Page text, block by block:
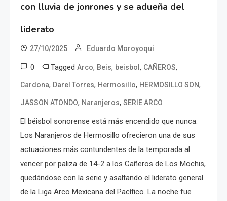
con lluvia de jonrones y se adueña del
liderato
27/10/2025 Eduardo Moroyoqui
0 Tagged Arco, Beis, beisbol , CAÑEROS,
Cardona, Darel Torres, Hermosillo, HERMOSILLO SON,
JASSON ATONDO, Naranjeros, SERIE ARCO
El béisbol sonorense está más encendido que nunca.
Los Naranjeros de Hermosillo ofrecieron una de sus
actuaciones más contundentes de la temporada al
vencer por paliza de 14-2 a los Cañeros de Los Mochis,
quedándose con la serie y asaltando el liderato general
de la Liga Arco Mexicana del Pacífico. La noche fue